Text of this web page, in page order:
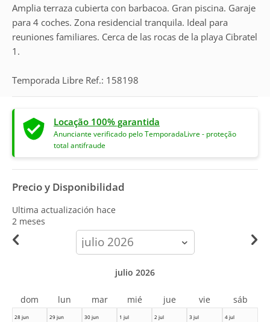
Amplia terraza cubierta con barbacoa. Gran piscina. Garaje
para 4 coches. Zona residencial tranquila. Ideal para
reuniones familiares. Cerca de las rocas de la playa Cibratel
1.
Temporada Libre Ref.: 158198
Locação 100% garantida
Anunciante verificado pelo TemporadaLivre - proteção
total antifraude
Precio y Disponibilidad
Ultima actualización hace
2 meses
calendar-
month
28 jun
29 jun
30 jun
1 jul
2 jul
3 jul
4 jul
julio 2026
dom lun mar mié jue vie sáb